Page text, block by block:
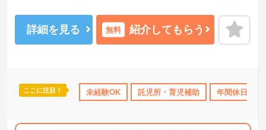
所・育児補助 無資格OK 年間休日110日以上 資格取得サポート
みを取ることが可能なので長期就労したい方におすすめ！
ご興味ある方には、面接対策ポイントなど、さらに詳細をお話しい
たしますのでお気軽にご相談ください！
詳細を見る 無料 紹介してもらう
ここに注目！ 未経験OK 託児所・育児補助 年間休日110